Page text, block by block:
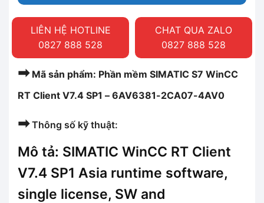
LIÊN HỆ HOTLINE
0827 888 528
CHAT QUA ZALO
0827 888 528
➡Mã sản phẩm: Phần mềm SIMATIC S7 WinCC
RT Client V7.4 SP1 – 6AV6381-2CA07-4AV0
➡Thông số kỹ thuật:
Mô tả: SIMATIC WinCC RT Client
V7.4 SP1 Asia runtime software,
single license, SW and